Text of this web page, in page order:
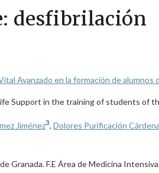
desfibrilación
Avanzado en la formación de alumnos
Support in the training of students of
Jiménez3, Dolores Purificación
Granada. F.E Área de Medicina